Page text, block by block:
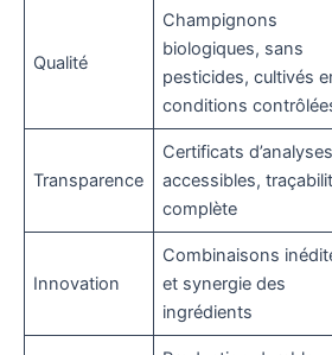
Qualité
Champignons
biologiques, sans
pesticides, cultivés
conditions
Transparence
Certificats d’analyses
accessibles,
complète
Innovation
Combinaisons
et synergie des
ingrédients